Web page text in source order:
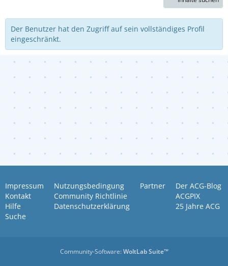
Der Benutzer hat den Zugriff auf sein vollständiges Profil
eingeschränkt.
Impressum
Kontakt
Hilfe
Suche
Nutzungsbedingung
Community Richtlinie
Datenschutzerklärung
Partner
Der ACG-Blog
ACGPIX
25 Jahre ACG
Community-Software:WoltLab Suite™